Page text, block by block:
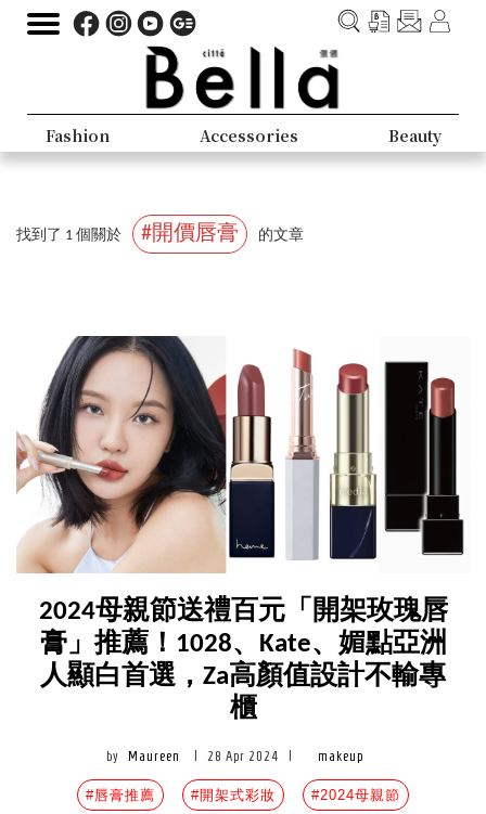
Fashion Accessories Beauty
找到了 1 個關於 #開價唇膏 的文章
2024母親節送禮百元「開架玫瑰唇
膏」推薦！1028、Kate、媚點亞洲
人顯白首選，Za高顏值設計不輸專
櫃
by Maureen 28 Apr 2024 makeup
#唇膏推薦 #開架式彩妝 #2024母親節